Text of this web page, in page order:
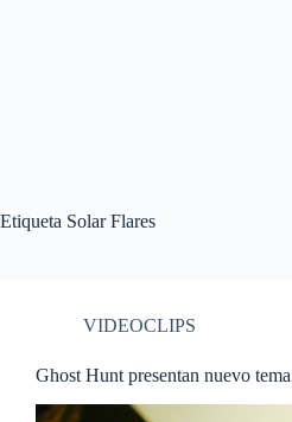
Etiqueta Solar Flares
VIDEOCLIPS
Ghost Hunt presentan nuevo